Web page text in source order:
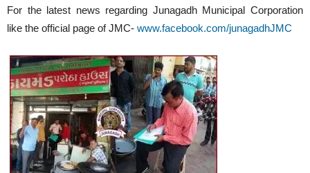
For the latest news regarding Junagadh Municipal Corporation
like the official page of JMC- www.facebook.com/junagadhJMC